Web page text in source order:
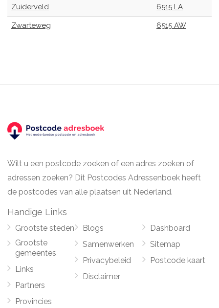
Zuiderveld 6515 LA
Zwarteweg 6515 AW
Wilt u een postcode zoeken of een adres zoeken of
adressen zoeken? Dit Postcodes Adressenboek heeft
de postcodes van alle plaatsen uit Nederland.
Handige Links
Grootste steden
Grootste
gemeentes
Links
Partners
Provincies
Blogs
Samenwerken
Privacybeleid
Disclaimer
Dashboard
Sitemap
Postcode kaart